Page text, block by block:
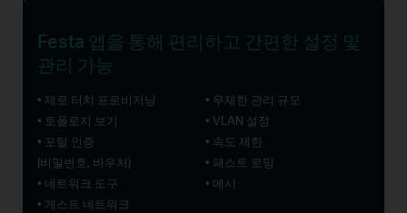
Festa 앱을 통해 편리하고 간편한 설정 및
관리 가능
• 제로 터치 프로비저닝
• 무제한 관리 규모
• 토폴로지 보기
• VLAN 설정
• 포털 인증
(비밀번호, 바우처)
• 속도 제한
• 패스트 로밍
• 네트워크 도구
• 메시
• 게스트 네트워크